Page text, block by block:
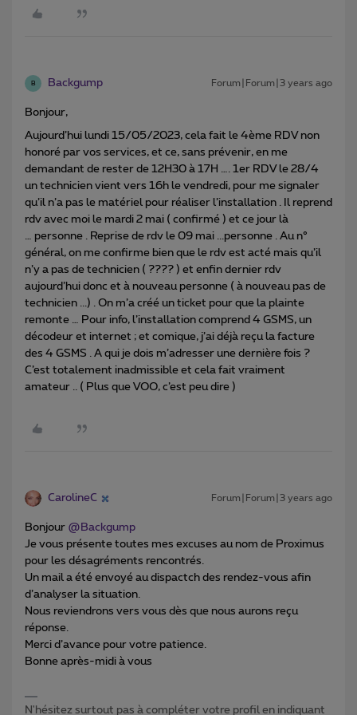
B Backgump Forum|Forum|3 years ago
Bonjour,
Aujourd’hui lundi 15/05/2023, cela fait le 4ème RDV non
honoré par vos services, et ce, sans prévenir, en me
demandant de rester de 12H30 à 17H …. 1er RDV le 28/4
un technicien vient vers 16h le vendredi, pour me signaler
qu’il n’a pas le matériel pour réaliser l’installation . Il reprend
rdv avec moi le mardi 2 mai ( confirmé ) et ce jour là
… personne . Reprise de rdv le 09 mai ...personne . Au n°
général, on me confirme bien que le rdv est acté mais qu’il
n’y a pas de technicien ( ???? ) et enfin dernier rdv
aujourd’hui donc et à nouveau personne ( à nouveau pas de
technicien ...) . On m’a créé un ticket pour que la plainte
remonte … Pour info, l’installation comprend 4 GSMS, un
décodeur et internet ; et comique, j’ai déjà reçu la facture
des 4 GSMS . A qui je dois m’adresser une dernière fois ?
C’est totalement inadmissible et cela fait vraiment
amateur .. ( Plus que VOO, c’est peu dire )
CarolineC Forum|Forum|3 years ago
Bonjour @Backgump
Je vous présente toutes mes excuses au nom de Proximus
pour les désagréments rencontrés.
Un mail a été envoyé au dispactch des rendez-vous afin
d’analyser la situation.
Nous reviendrons vers vous dès que nous aurons reçu
réponse.
Merci d’avance pour votre patience.
Bonne après-midi à vous
N'hésitez surtout pas à compléter votre profil en indiquant